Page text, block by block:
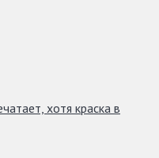
хотя краска в